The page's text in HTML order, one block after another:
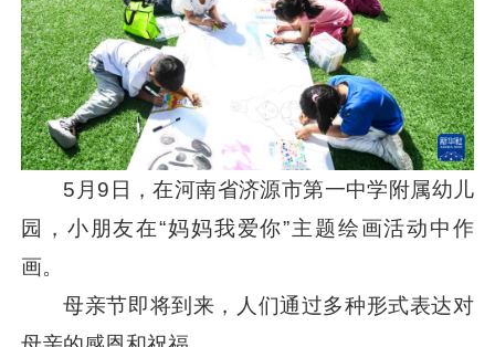
5月9日，在河南省济源市第一中学附属幼儿
园，小朋友在“妈妈我爱你”主题绘画活动中作
画。
母亲节即将到来，人们通过多种形式表达对